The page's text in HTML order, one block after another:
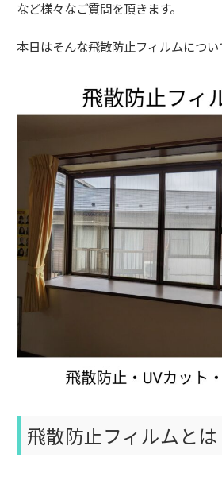
など様々なご質問を頂きます。
本日はそんな飛散防止フィルムについ
飛散防止フィルムとは